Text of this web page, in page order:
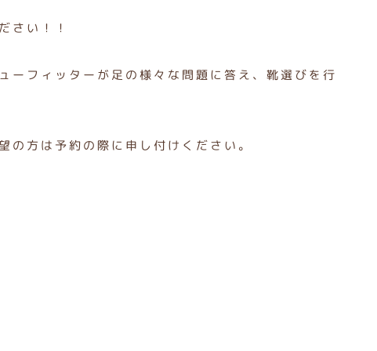
さい！！
ーフィッターが足の様々な問題に答え、靴選びを行
方は予約の際に申し付けください。